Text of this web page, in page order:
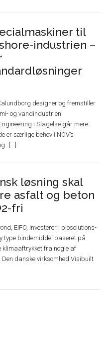
til
industrien –
designer og fremstiller
og vandindustrien.
i Slagelse går mere
er særlige behov i NOV’s
løsning skal
asfalt og beton
fri
EIFO, investerer i biosolutions-
type bindemiddel baseret på
klimaaftrykket fra nogle af
danske virksomhed Visibuilt